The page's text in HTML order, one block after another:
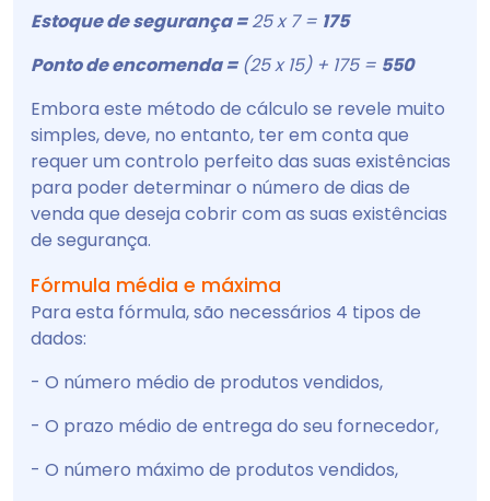
Estoque de segurança =25 x 7 = 175
Ponto de encomenda =(25 x 15) + 175 = 550
Embora este método de cálculo se revele muito
simples, deve, no entanto, ter em conta que
requer um controlo perfeito das suas existências
para poder determinar o número de dias de
venda que deseja cobrir com as suas existências
de segurança.
Fórmula média e máxima
Para esta fórmula, são necessários 4 tipos de
dados:
- O número médio de produtos vendidos,
- O prazo médio de entrega do seu fornecedor,
- O número máximo de produtos vendidos,